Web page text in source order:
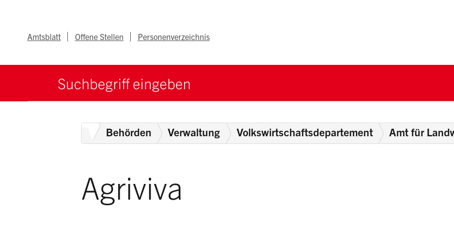
Metanav
Amtsblatt Offene Stellen Personenverzeichnis
Suchbegriff
HomeBehörden Verwaltung Volkswirtschaftsdepartement Amt für
Agriviva